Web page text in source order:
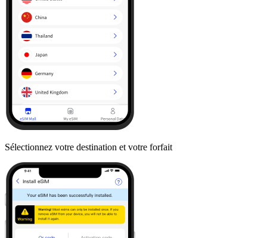
Sélectionnez votre destination et votre forfait